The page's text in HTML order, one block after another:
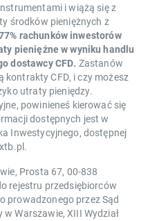
i wiążą się z
środków pieniężnych z
rachunków inwestorów
pieniężne w wyniku handlu
dostawcy CFD. Zastanów
kontrakty CFD, i czy możesz
utraty pieniędzy.
powinieneś kierować się
dostępnych jest w
Inwestycyjnego, dostępnej
Prosta 67, 00-838
rejestru przedsiębiorców
prowadzonego przez Sąd
Warszawie, XIII Wydział